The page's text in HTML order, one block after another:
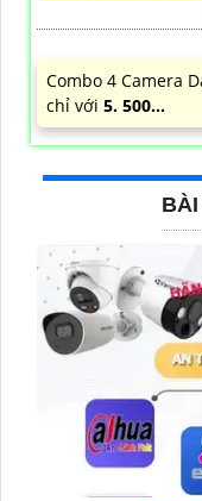
Combo 4 Camera
chỉ với 5. 500...